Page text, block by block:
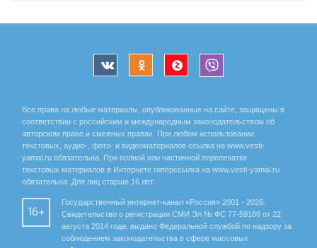
Все права на любые материалы, опубликованные на сайте, защищены в
соответствии с российским и международным законодательством об
авторском праве и смежных правах. При любом использовании
текстовых, аудио-, фото- и видеоматериалов ссылка на www.vesti-
yamal.ru обязательна. При полной или частичной перепечатке
текстовых материалов в Интернете гиперссылка на www.vesti-yamal.ru
обязательна. Для лиц старше 16 лет.
16+
Государственный интернет-канал «Россия» 2001 - 2026.
Свидетельство о регистрации СМИ Эл № ФС 77-59166 от 22
августа 2014 года, выдано Федеральной службой по надзору за
соблюдением законодательства в сфере массовых